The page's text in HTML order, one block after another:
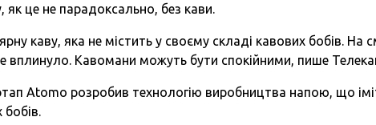
це не парадоксально, без кави.
каву, яка не містить у своєму складі кавових бобів. На
вплинуло. Кавомани можуть бути спокійними, пише
Atomo розробив технологію виробництва напою, що
бобів.